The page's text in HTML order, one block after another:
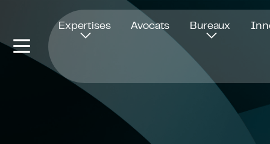
Expertises Avocats Bureaux
Ouvre dans une nouvelle fenêtre